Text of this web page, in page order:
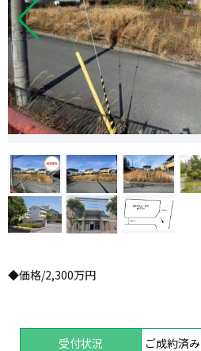
◆価格/2,300万円
受付状況
ご成約済み